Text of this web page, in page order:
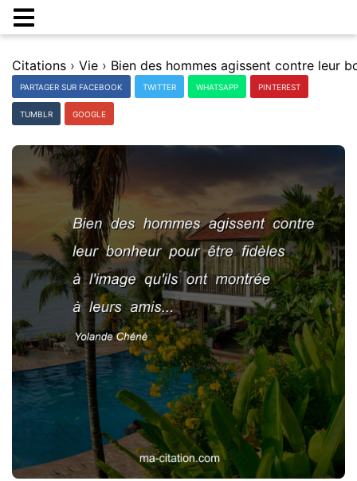
Citations › Vie ›
PARTAGER SUR FACEBOOK TWITTER WHATSAPP PINTEREST
TUMBLR GOOGLE